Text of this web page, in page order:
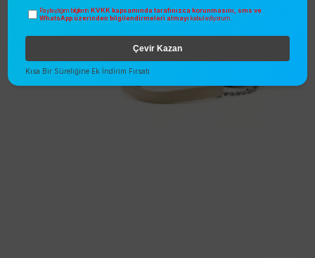
Paylaştığım bilgilerin KVKK kapsamında tarafınızca korunmasını, sms ve
WhatsApp üzerinden bilgilendirmeleri almayı kabul ediyorum.
Çevir Kazan
Kısa Bir Süreliğine Ek İndirim Fırsatı